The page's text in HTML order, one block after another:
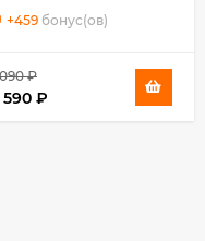
+459 бонус(ов)
₽
₽